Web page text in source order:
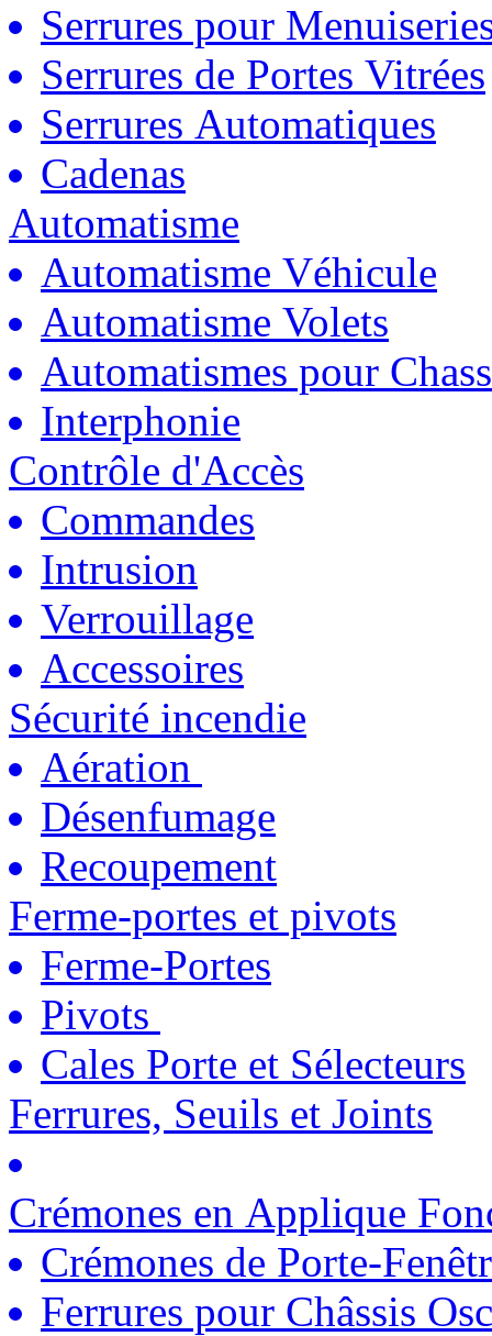
Serrures pour
Serrures de Portes Vitrées
Serrures Automatiques
Cadenas
Automatisme
Automatisme Véhicule
Automatisme Volets
Automatismes pour
Interphonie
Contrôle d'Accès
Commandes
Intrusion
Verrouillage
Accessoires
Sécurité incendie
Aération
Désenfumage
Recoupement
Ferme-portes et pivots
Ferme-Portes
Pivots
Cales Porte et Sélecteurs
Ferrures, Seuils et Joints
Crémones en Applique
Crémones de Porte-
Ferrures pour Châssis